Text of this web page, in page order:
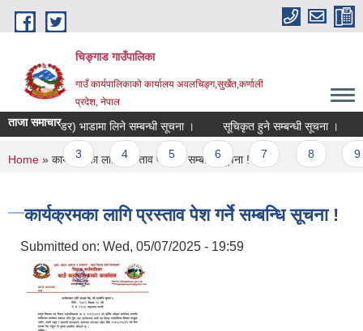
Skip to main content
चिङ्गाड गाउँपालिका
गाउँ कार्यपालिकाको कार्यालय अवलचिङ्ग,सुर्खेत,कर्णाली
प्रदेश, नेपाल
ताजा समाचार
हो लोडर) भाडामा लिने सम्बन्धी सूचना । सूचिकृत हुने सम्बन्धी सूचना ।
2 3 4 5 6 7
You are here
Home » कार्यक्रमका लागि प्रस्ताव पेश गर्ने सम्बन्धि सूचना !
कार्यक्रमका लागि प्रस्ताव पेश गर्ने सम्बन्धि सूचना !
Submitted on: Wed, 05/07/2025 - 19:59